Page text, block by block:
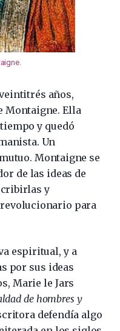
.
años,
Montaigne. Ella
y quedó
Un
Montaigne se
de las ideas de
y
para
espiritual, y a
por sus ideas
Marie le Jars
de hombres y
defendía algo